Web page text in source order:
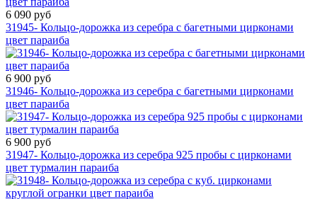
6 090 руб
31945- Кольцо-дорожка из серебра с багетными цирконами
цвет параиба
6 900 руб
31946- Кольцо-дорожка из серебра с багетными цирконами
цвет параиба
6 900 руб
31947- Кольцо-дорожка из серебра 925 пробы с цирконами
цвет турмалин параиба